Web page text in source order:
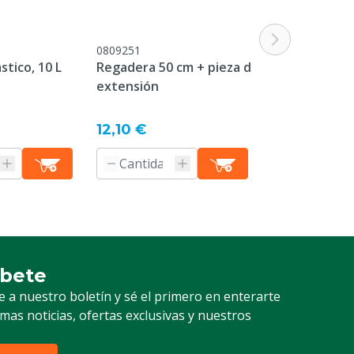
10 L
0809251
Regadera 50 cm + pieza de
extensión
12,10 €
M3400050
a nuestro boletín y sé el primero en enterarte
noticias, ofertas exclusivas y nuestros
a nuestro boletín